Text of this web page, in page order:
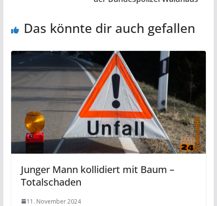
Das könnte dir auch gefallen
Junger Mann kollidiert mit Baum –
Totalschaden
11. November 2024